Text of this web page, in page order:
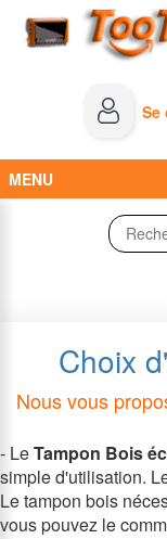
Se
MENU
Choix
Nous vous
- LeTampon Bois
simple d'utilisation.
Le tampon bois
vous pouvez le